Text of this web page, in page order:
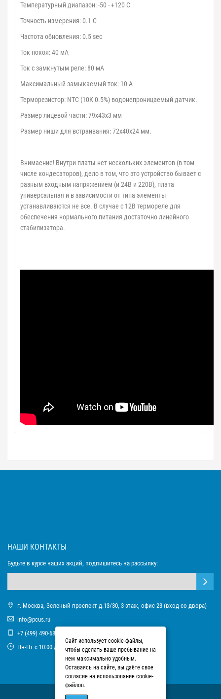
Температурный диапазон: -50 - +120 C
Точность измерения: 0.1 C
Частота обновления: 0.5 sec
Ток покоя: 40 мА
Ток с замкнутым реле: 80 мA
Максимальный замыкаемый ток: 10 А
Терморезистор: NTC (10К 0.5%) водонепроницаемый датчик.
Размер лицевой части: 79x43x3 мм
Размер ниши для встраивания: 72x40x24 мм.
Внимаение! Внутри платы нет нескольких элементов (в том
числе кондесаторов), дело в том, что это устройство бывает с
разным входным напряжением (и 24В и 220В), плата
универсальная и в зависимости от типа элементы
устанавливаются не все. В случае с 12В термореле для
обеспечения нормального питания достаточно линейного
стабилизатора.
НАШИ КОНТАКТЫ
Будьте в курсе наших акций, подпишитесь на рассылку:
г. Москва, Зеленый проспект д.13/30, 3 этаж, офис 23 (вход со двора)
info@pcus.ru
+7 (499) 490-68-93
Пн-Пт с 10:00 до 17:00
Сайт использует cookie-файлы,
чтобы сделать ваше пребывание на
нем максимально удобным.
Оставаясь на сайте, вы даёте свое
согласие на использование cookie-
файлов.